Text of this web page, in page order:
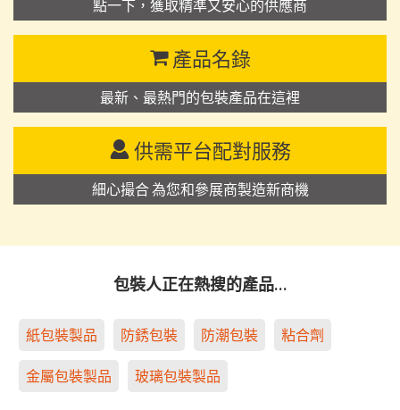
點一下，獲取精準又安心的供應商
產品名錄
最新、最熱門的包裝產品在這裡
供需平台配對服務
細心撮合 為您和參展商製造新商機
包裝人正在熱搜的產品…
紙包裝製品 防銹包裝 防潮包裝 粘合劑
金屬包裝製品 玻璃包裝製品